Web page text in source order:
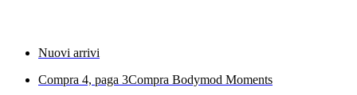
Nuovi arrivi
Compra 4, paga 3Compra Bodymod Moments